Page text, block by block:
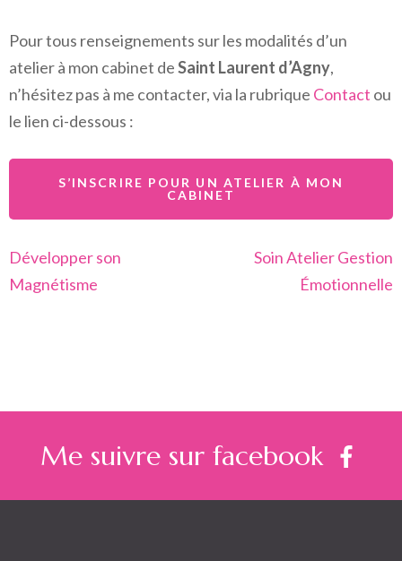
Pour tous renseignements sur les modalités d’un
atelier à mon cabinet deSaint Laurent d’Agny,
n’hésitez pas à me contacter, via la rubrique Contact ou
le lien ci-dessous :
S’INSCRIRE POUR UN ATELIER À MON
CABINET
Navigation
de
Développer son
Magnétisme
Soin Atelier Gestion
Émotionnelle
Me suivre sur facebook